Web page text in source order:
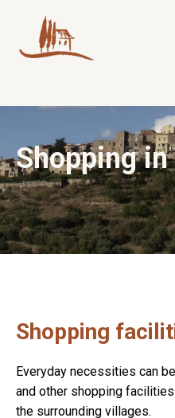
content
Shopping in
Shopping
Everyday necessities can
and other shopping
the surrounding villages.